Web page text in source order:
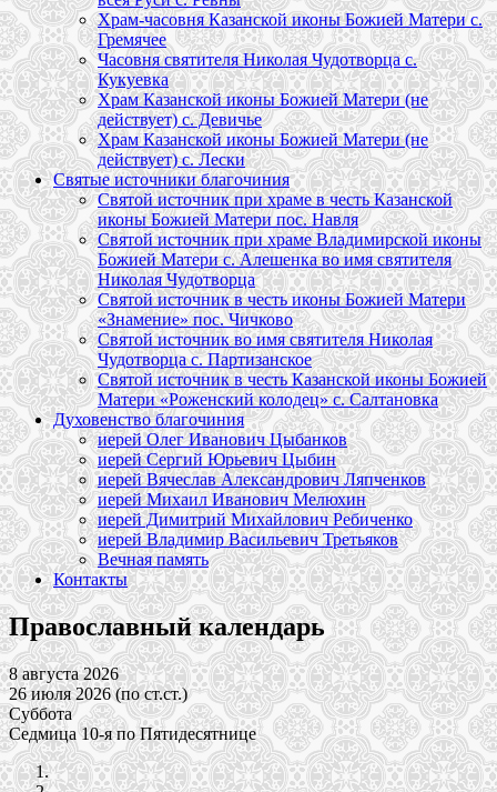
Храм-часовня Казанской иконы Божией Матери с.
Гремячее
Часовня святителя Николая Чудотворца с.
Кукуевка
Храм Казанской иконы Божией Матери (не
действует) с. Девичье
Храм Казанской иконы Божией Матери (не
действует) с. Лески
Святые источники благочиния
Святой источник при храме в честь Казанской
иконы Божией Матери пос. Навля
Святой источник при храме Владимирской иконы
Божией Матери с. Алешенка во имя святителя
Николая Чудотворца
Святой источник в честь иконы Божией Матери
«Знамение» пос. Чичково
Святой источник во имя святителя Николая
Чудотворца с. Партизанское
Святой источник в честь Казанской иконы Божией
Матери «Роженский колодец» с. Салтановка
Духовенство благочиния
иерей Олег Иванович Цыбанков
иерей Сергий Юрьевич Цыбин
иерей Вячеслав Александрович Ляпченков
иерей Михаил Иванович Мелюхин
иерей Димитрий Михайлович Ребиченко
иерей Владимир Васильевич Третьяков
Вечная память
Контакты
Православный календарь
8 августа 2026
26 июля 2026 (по ст.ст.)
Суббота
Седмица 10-я по Пятидесятнице